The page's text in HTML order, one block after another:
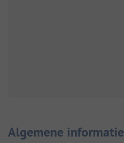
Algemene informatie